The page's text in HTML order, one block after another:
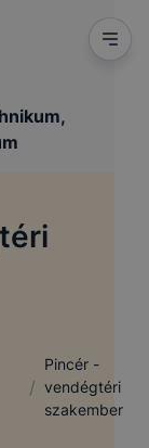
/
Pincér -
vendégtéri
szakember